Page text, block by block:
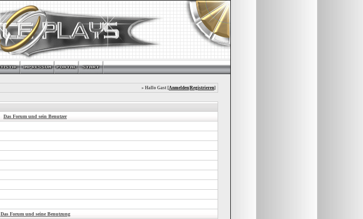
» Hallo Gast [Anmelden Registrieren]
Das Forum und sein Benutzer
Das Forum und seine Benutzung